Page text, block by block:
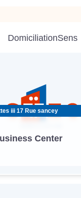
DomiciliationSens
iii 17 Rue sancey
Center